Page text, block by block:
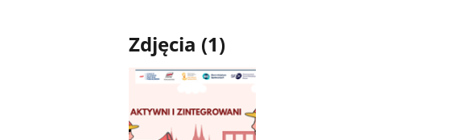
Zdjęcia (1)